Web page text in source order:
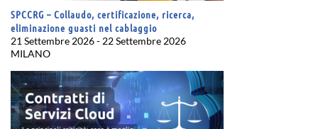
SPCCRG – Collaudo, certificazione, ricerca,
eliminazione guasti nel cablaggio
21 Settembre 2026 - 22 Settembre 2026
MILANO